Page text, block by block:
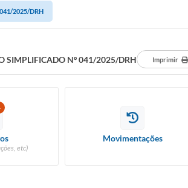
2025/DRH
SIMPLIFICADO Nº 041/2025/DRH Imprimir
etc)
Movimentações